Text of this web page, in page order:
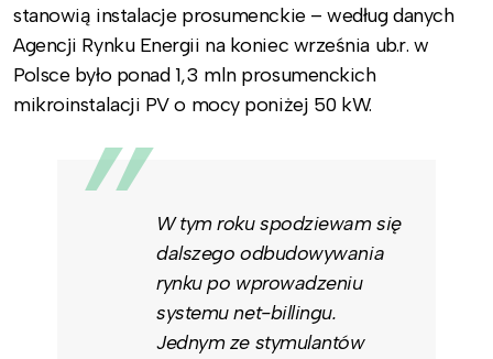
stanowią instalacje prosumenckie – według danych
Agencji Rynku Energii na koniec września ub.r. w
Polsce było ponad 1,3 mln prosumenckich
mikroinstalacji PV o mocy poniżej 50 kW.
W tym roku spodziewam się
dalszego odbudowywania
rynku po wprowadzeniu
systemu net-billingu.
Jednym ze stymulantów